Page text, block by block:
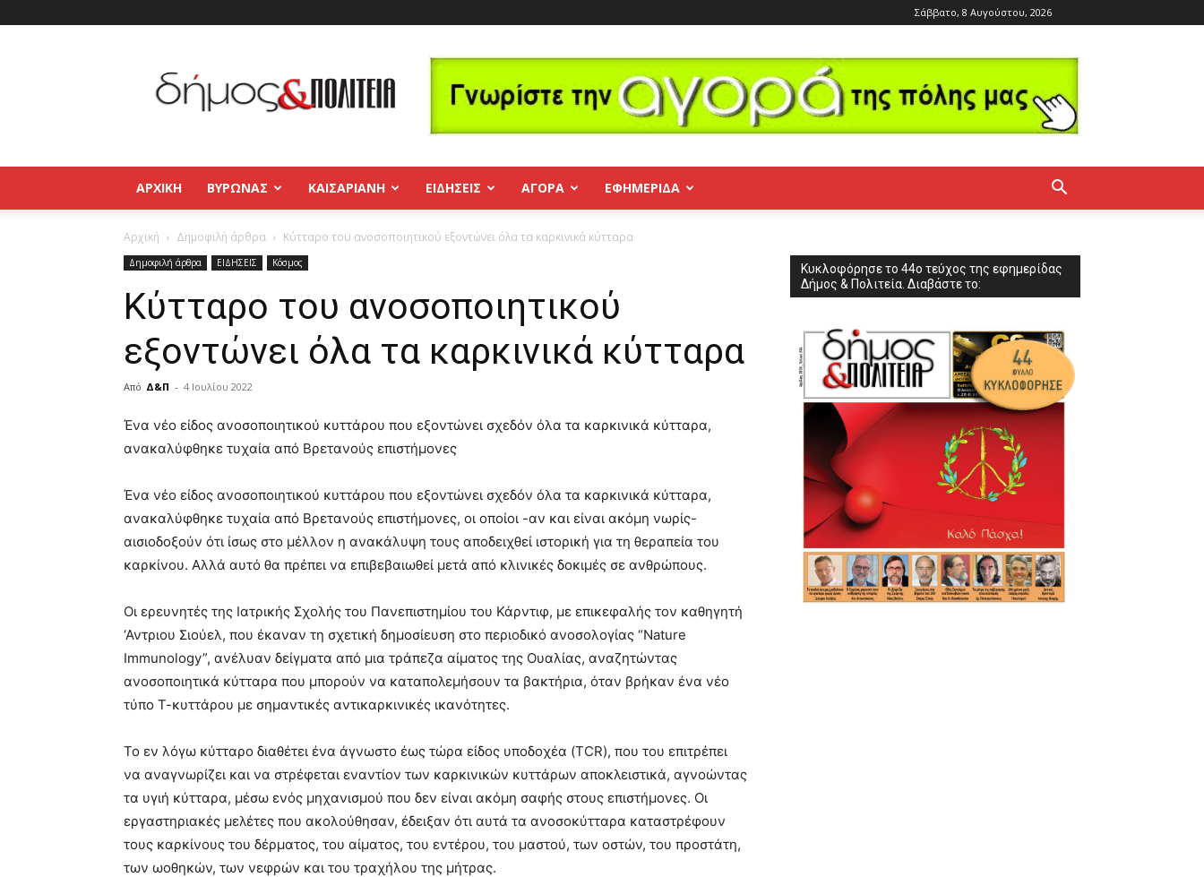
Σάββατο, 8 Αυγούστου, 2026
και
Πολιτεία
Βύρωνας
–
Παγκράτι
ΑΡΧΙΚΉ ΒΥΡΩΝΑΣ ΚΑΙΣΑΡΙΑΝΗ ΕΙΔΗΣΕΙΣ ΑΓΟΡΑ ΕΦΗΜΕΡΊΔΑ
Αρχική Δημοφιλή άρθρα Κύτταρο του ανοσοποιητικού εξοντώνει όλα τα καρκινικά κύτταρα
Δημοφιλή άρθρα ΕΙΔΗΣΕΙΣ Κόσμος
Κύτταρο του ανοσοποιητικού
εξοντώνει όλα τα καρκινικά κύτταρα
Από Δ&Π - 4 Ιουλίου 2022
blonde
very
cam
show.desi
brandi
lyons
you
meaning
of
pain.
pornhun
Ένα νέο είδος ανοσοποιητικού κυττάρου που εξοντώνει σχεδόν όλα τα καρκινικά κύτταρα,
ανακαλύφθηκε τυχαία από Βρετανούς επιστήμονες
Ένα νέο είδος ανοσοποιητικού κυττάρου που εξοντώνει σχεδόν όλα τα καρκινικά κύτταρα,
ανακαλύφθηκε τυχαία από Βρετανούς επιστήμονες, οι οποίοι -αν και είναι ακόμη νωρίς-
αισιοδοξούν ότι ίσως στο μέλλον η ανακάλυψη τους αποδειχθεί ιστορική για τη θεραπεία του
καρκίνου. Αλλά αυτό θα πρέπει να επιβεβαιωθεί μετά από κλινικές δοκιμές σε ανθρώπους.
Οι ερευνητές της Ιατρικής Σχολής του Πανεπιστημίου του Κάρντιφ, με επικεφαλής τον καθηγητή
‘Αντριου Σιούελ, που έκαναν τη σχετική δημοσίευση στο περιοδικό ανοσολογίας “Nature
Immunology”, ανέλυαν δείγματα από μια τράπεζα αίματος της Ουαλίας, αναζητώντας
ανοσοποιητικά κύτταρα που μπορούν να καταπολεμήσουν τα βακτήρια, όταν βρήκαν ένα νέο
τύπο Τ-κυττάρου με σημαντικές αντικαρκινικές ικανότητες.
Το εν λόγω κύτταρο διαθέτει ένα άγνωστο έως τώρα είδος υποδοχέα (TCR), που του επιτρέπει
να αναγνωρίζει και να στρέφεται εναντίον των καρκινικών κυττάρων αποκλειστικά, αγνοώντας
τα υγιή κύτταρα, μέσω ενός μηχανισμού που δεν είναι ακόμη σαφής στους επιστήμονες. Οι
εργαστηριακές μελέτες που ακολούθησαν, έδειξαν ότι αυτά τα ανοσοκύτταρα καταστρέφουν
τους καρκίνους του δέρματος, του αίματος, του εντέρου, του μαστού, των οστών, του προστάτη,
των ωοθηκών, των νεφρών και του τραχήλου της μήτρας.
Κυκλοφόρησε το 44ο τεύχος της εφημερίδας
Δήμος & Πολιτεία. Διαβάστε το: